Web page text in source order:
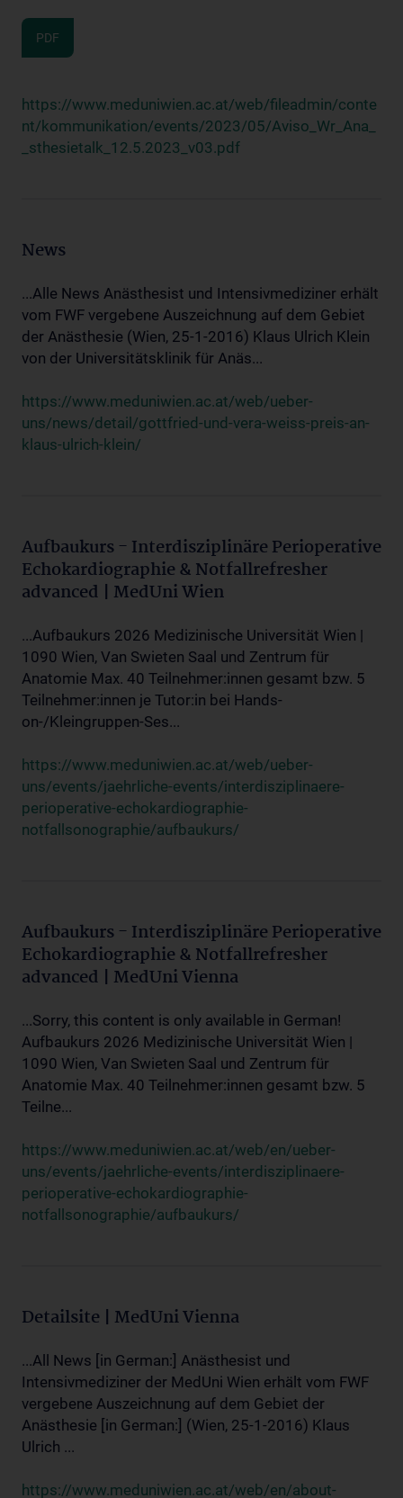
PDF
https://www.meduniwien.ac.at/web/fileadmin/conte
nt/kommunikation/events/2023/05/Aviso_Wr_Ana_
_sthesietalk_12.5.2023_v03.pdf
News
...Alle News Anästhesist und Intensivmediziner erhält
vom FWF vergebene Auszeichnung auf dem Gebiet
der Anästhesie (Wien, 25-1-2016) Klaus Ulrich Klein
von der Universitätsklinik für Anäs...
https://www.meduniwien.ac.at/web/ueber-
uns/news/detail/gottfried-und-vera-weiss-preis-an-
klaus-ulrich-klein/
Aufbaukurs - Interdisziplinäre Perioperative
Echokardiographie & Notfallrefresher
advanced | MedUni Wien
...Aufbaukurs 2026 Medizinische Universität Wien |
1090 Wien, Van Swieten Saal und Zentrum für
Anatomie Max. 40 Teilnehmer:innen gesamt bzw. 5
Teilnehmer:innen je Tutor:in bei Hands-
on-/Kleingruppen-Ses...
https://www.meduniwien.ac.at/web/ueber-
uns/events/jaehrliche-events/interdisziplinaere-
perioperative-echokardiographie-
notfallsonographie/aufbaukurs/
Aufbaukurs - Interdisziplinäre Perioperative
Echokardiographie & Notfallrefresher
advanced | MedUni Vienna
...Sorry, this content is only available in German!
Aufbaukurs 2026 Medizinische Universität Wien |
1090 Wien, Van Swieten Saal und Zentrum für
Anatomie Max. 40 Teilnehmer:innen gesamt bzw. 5
Teilne...
https://www.meduniwien.ac.at/web/en/ueber-
uns/events/jaehrliche-events/interdisziplinaere-
perioperative-echokardiographie-
notfallsonographie/aufbaukurs/
Detailsite | MedUni Vienna
...All News [in German:] Anästhesist und
Intensivmediziner der MedUni Wien erhält vom FWF
vergebene Auszeichnung auf dem Gebiet der
Anästhesie [in German:] (Wien, 25-1-2016) Klaus
Ulrich ...
https://www.meduniwien.ac.at/web/en/about-